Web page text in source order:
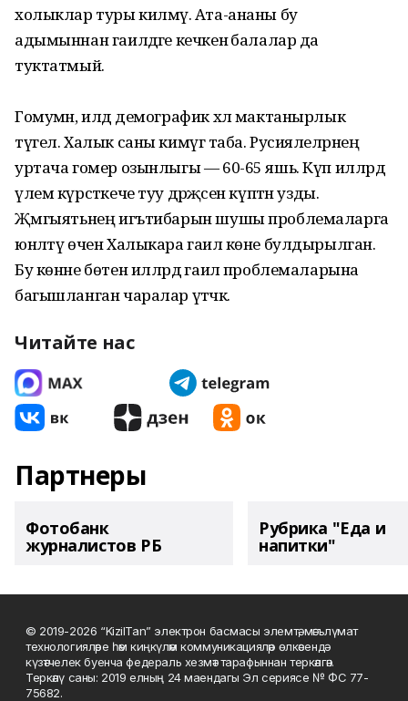
холыклар туры килмәү. Ата-ананы бу
адымыннан гаиләдәге кечкенә балалар да
туктатмый.
Гомумән, илдә демографик хәл мактанырлык
түгел. Халык саны кимүгә таба. Русия­леләрнең
уртача гомер озынлыгы — 60-65 яшь. Күп илләр­дә
үлем күрсәткече туу дәрә­җәсен күптән узды.
Җәмгыять­нең игътибарын шушы проблемаларга
юнәлтү өчен Халыкара гаилә көне булдырылган.
Бу көнне бөтен илләрдә гаилә проблемаларына
багышланган чаралар үтәчәк.
Читайте нас
Партнеры
Фотобанк
журналистов РБ
Рубрика "Еда и
напитки"
© 2019-2026 “KizilTan” электрон басмасы элемтә, мәгълүмат
технологияләре һәм киңкүләм коммуникацияләр өлкәсендә
күзәтчелек буенча федераль хезмәт тарафыннан теркәлгән.
Теркәлү саны: 2019 елның 24 маендагы Эл сериясе № ФС 77-
75682.